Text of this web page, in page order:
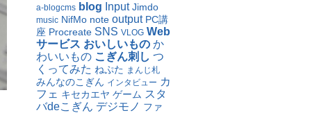
a-blogcms blog Input Jimdo
music NifMo note output PC講
座 Procreate SNS VLOG Web
サービス おいしいもの か
わいいもの こぎん刺し つ
くってみた ねぷた まんじ札
みんなのこぎん インタビュー カ
フェ キセカエヤ ゲーム スタ
バdeこぎん デジモノ ファ